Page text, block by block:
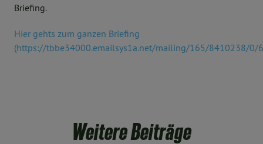
Briefing.
Hier gehts zum ganzen Briefing
(https://tbbe34000.emailsys1a.net/mailing/165/8410238/0/
Weitere Beiträge